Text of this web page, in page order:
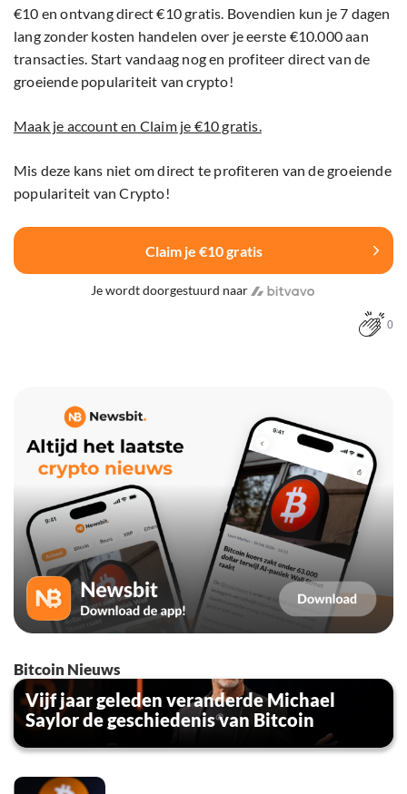
€10 en ontvang direct €10 gratis. Bovendien kun je 7 dagen
lang zonder kosten handelen over je eerste €10.000 aan
transacties. Start vandaag nog en profiteer direct van de
groeiende populariteit van crypto!
Maak je account en Claim je €10 gratis.
Mis deze kans niet om direct te profiteren van de groeiende
populariteit van Crypto!
Claim je €10 gratis
Je wordt doorgestuurd naar
0
Bitcoin Nieuws
Vijf jaar geleden veranderde Michael
Saylor de geschiedenis van Bitcoin